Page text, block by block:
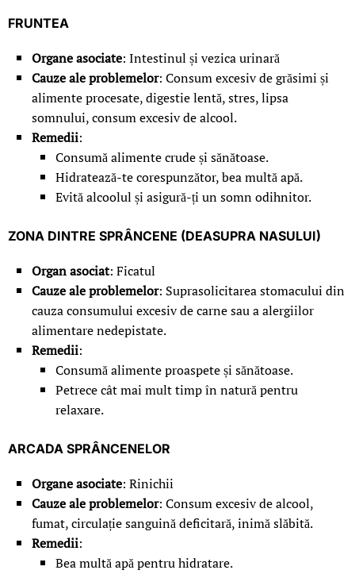
FRUNTEA
Organe asociate: Intestinul și vezica urinară
Cauze ale problemelor: Consum excesiv de grăsimi și
alimente procesate, digestie lentă, stres, lipsa
somnului, consum excesiv de alcool.
Remedii:
Consumă alimente crude și sănătoase.
Hidratează-te corespunzător, bea multă apă.
Evită alcoolul și asigură-ți un somn odihnitor.
ZONA DINTRE SPRÂNCENE (DEASUPRA NASULUI)
Organ asociat: Ficatul
Cauze ale problemelor: Suprasolicitarea stomacului din
cauza consumului excesiv de carne sau a alergiilor
alimentare nedepistate.
Remedii:
Consumă alimente proaspete și sănătoase.
Petrece cât mai mult timp în natură pentru
relaxare.
ARCADA SPRÂNCENELOR
Organe asociate: Rinichii
Cauze ale problemelor: Consum excesiv de alcool,
fumat, circulație sanguină deficitară, inimă slăbită.
Remedii:
Bea multă apă pentru hidratare.